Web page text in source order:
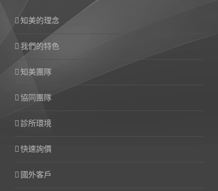
知美的理念
我們的特色
知美團隊
協同團隊
診所環境
快速詢價
國外客戶